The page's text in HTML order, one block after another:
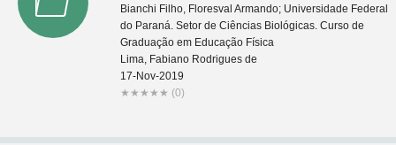
Bianchi Filho, Floresval Armando; Universidade Federal
do Paraná. Setor de Ciências Biológicas. Curso de
Graduação em Educação Física
Lima, Fabiano Rodrigues de
17-Nov-2019
★ ★ ★ ★ ★ (0)